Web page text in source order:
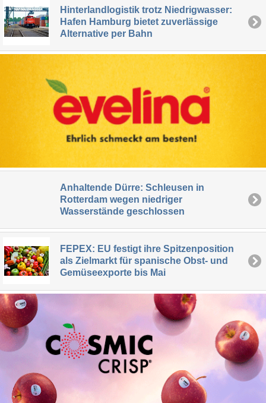
Hinterlandlogistik trotz Niedrigwasser:
Hafen Hamburg bietet zuverlässige
Alternative per Bahn
Anhaltende Dürre: Schleusen in
Rotterdam wegen niedriger
Wasserstände geschlossen
FEPEX: EU festigt ihre Spitzenposition
als Zielmarkt für spanische Obst- und
Gemüseexporte bis Mai